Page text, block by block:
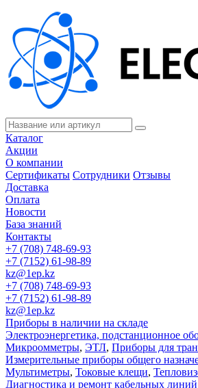
Каталог
Акции
О компании
Сертификаты Сотрудники Отзывы
Доставка
Оплата
Новости
База знаний
Контакты
+7 (708) 748-69-93
+7 (7152) 61-98-89
kz@1ep.kz
+7 (708) 748-69-93
+7 (7152) 61-98-89
kz@1ep.kz
Приборы в наличии на складе
Электроэнергетика, подстанционное
Микроомметры, ЭТЛ, Приборы для
Измерительные приборы общего
Мультиметры, Токовые клещи,
Диагностика и ремонт кабельных линий